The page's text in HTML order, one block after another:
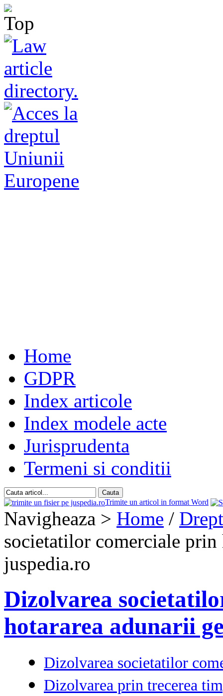
Home
GDPR
Index articole
Index modele acte
Jurisprudenta
Termeni si conditii
Trimite un articol in format Word
Navigheaza > Home /
societatilor comerciale prin
juspedia.ro
Dizolvarea
hotararea adunarii
Dizolvarea societatilor
Dizolvarea prin trecerea